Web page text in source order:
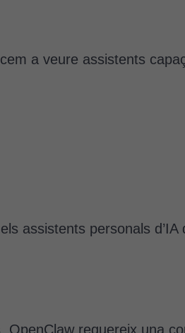
a veure assistents
assistents personals d’IA
requereix una